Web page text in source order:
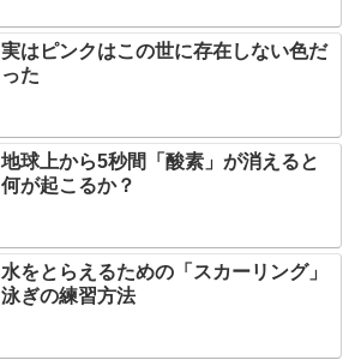
実はピンクはこの世に存在しない色だ
った
地球上から5秒間「酸素」が消えると
何が起こるか？
水をとらえるための「スカーリング」
泳ぎの練習方法